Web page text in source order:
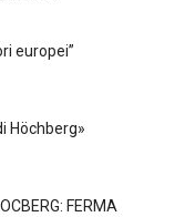
europei”
Höchberg»
FERMA